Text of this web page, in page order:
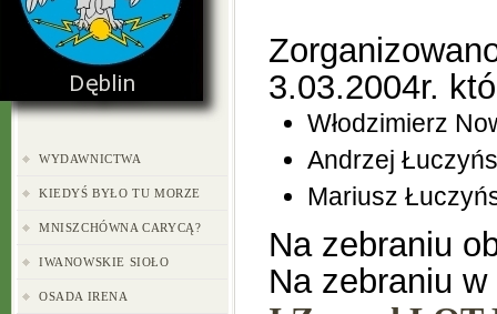
WYDAWNICTWA
KIEDYŚ BYŁO TU MORZE
MNISZCHÓWNA CARYCĄ?
IWANOWSKIE SIOŁO
OSADA IRENA
3.03.2004r.
Włodzimierz
Andrzej
Mariusz
Na zebraniu
Na zebraniu